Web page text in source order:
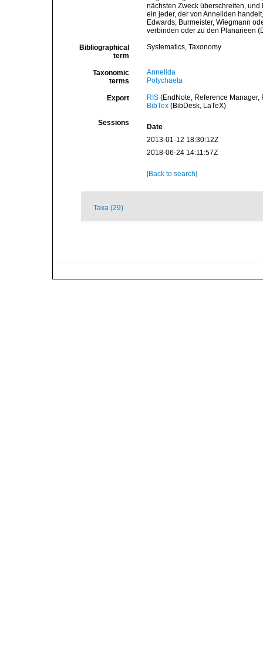
nächsten Zweck überschreiten,
ein jeder, der von Anneliden
Edwards, Burmeister, Wiegmann
verbinden oder zu den Planarieen
Bibliographical
term
Systematics, Taxonomy
Taxonomic
terms
Annelida
Polychaeta
Export RIS(EndNote, Reference Manager,
BibTex(BibDesk, LaTeX)
Sessions
Date
2013-01-12 18:30:12Z
2018-06-24 14:11:57Z
[Back to search]
Taxa (29)